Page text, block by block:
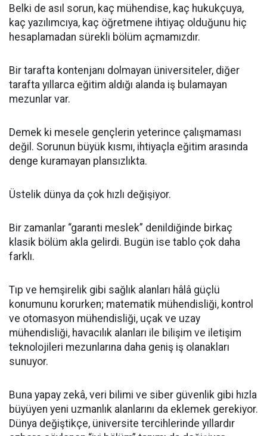
Belki de asıl sorun, kaç mühendise, kaç hukukçuya,
kaç yazılımcıya, kaç öğretmene ihtiyaç olduğunu hiç
hesaplamadan sürekli bölüm açmamızdır.
Bir tarafta kontenjanı dolmayan üniversiteler, diğer
tarafta yıllarca eğitim aldığı alanda iş bulamayan
mezunlar var.
Demek ki mesele gençlerin yeterince çalışmaması
değil. Sorunun büyük kısmı, ihtiyaçla eğitim arasında
denge kuramayan plansızlıkta.
Üstelik dünya da çok hızlı değişiyor.
Bir zamanlar “garanti meslek” denildiğinde birkaç
klasik bölüm akla gelirdi. Bugün ise tablo çok daha
farklı.
Tıp ve hemşirelik gibi sağlık alanları hâlâ güçlü
konumunu korurken; matematik mühendisliği, kontrol
ve otomasyon mühendisliği, uçak ve uzay
mühendisliği, havacılık alanları ile bilişim ve iletişim
teknolojileri mezunlarına daha geniş iş olanakları
sunuyor.
Buna yapay zekâ, veri bilimi ve siber güvenlik gibi hızla
büyüyen yeni uzmanlık alanlarını da eklemek gerekiyor.
Dünya değiştikçe, üniversite tercihlerinde yıllardır